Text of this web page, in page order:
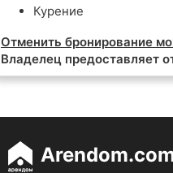
Курение
Отменить бронирование
Владелец предоставляет